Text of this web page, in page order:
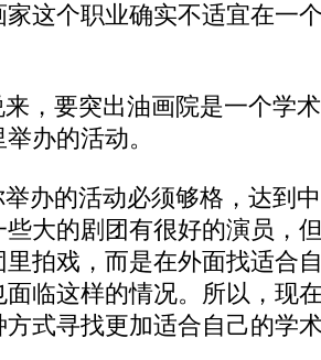
这个职业确实不适宜在一
要突出油画院是一个学术
办的活动。
的活动必须够格，达到中
大的剧团有很好的演员，
拍戏，而是在外面找适合
面临这样的情况。所以，现
式寻找更加适合自己的学